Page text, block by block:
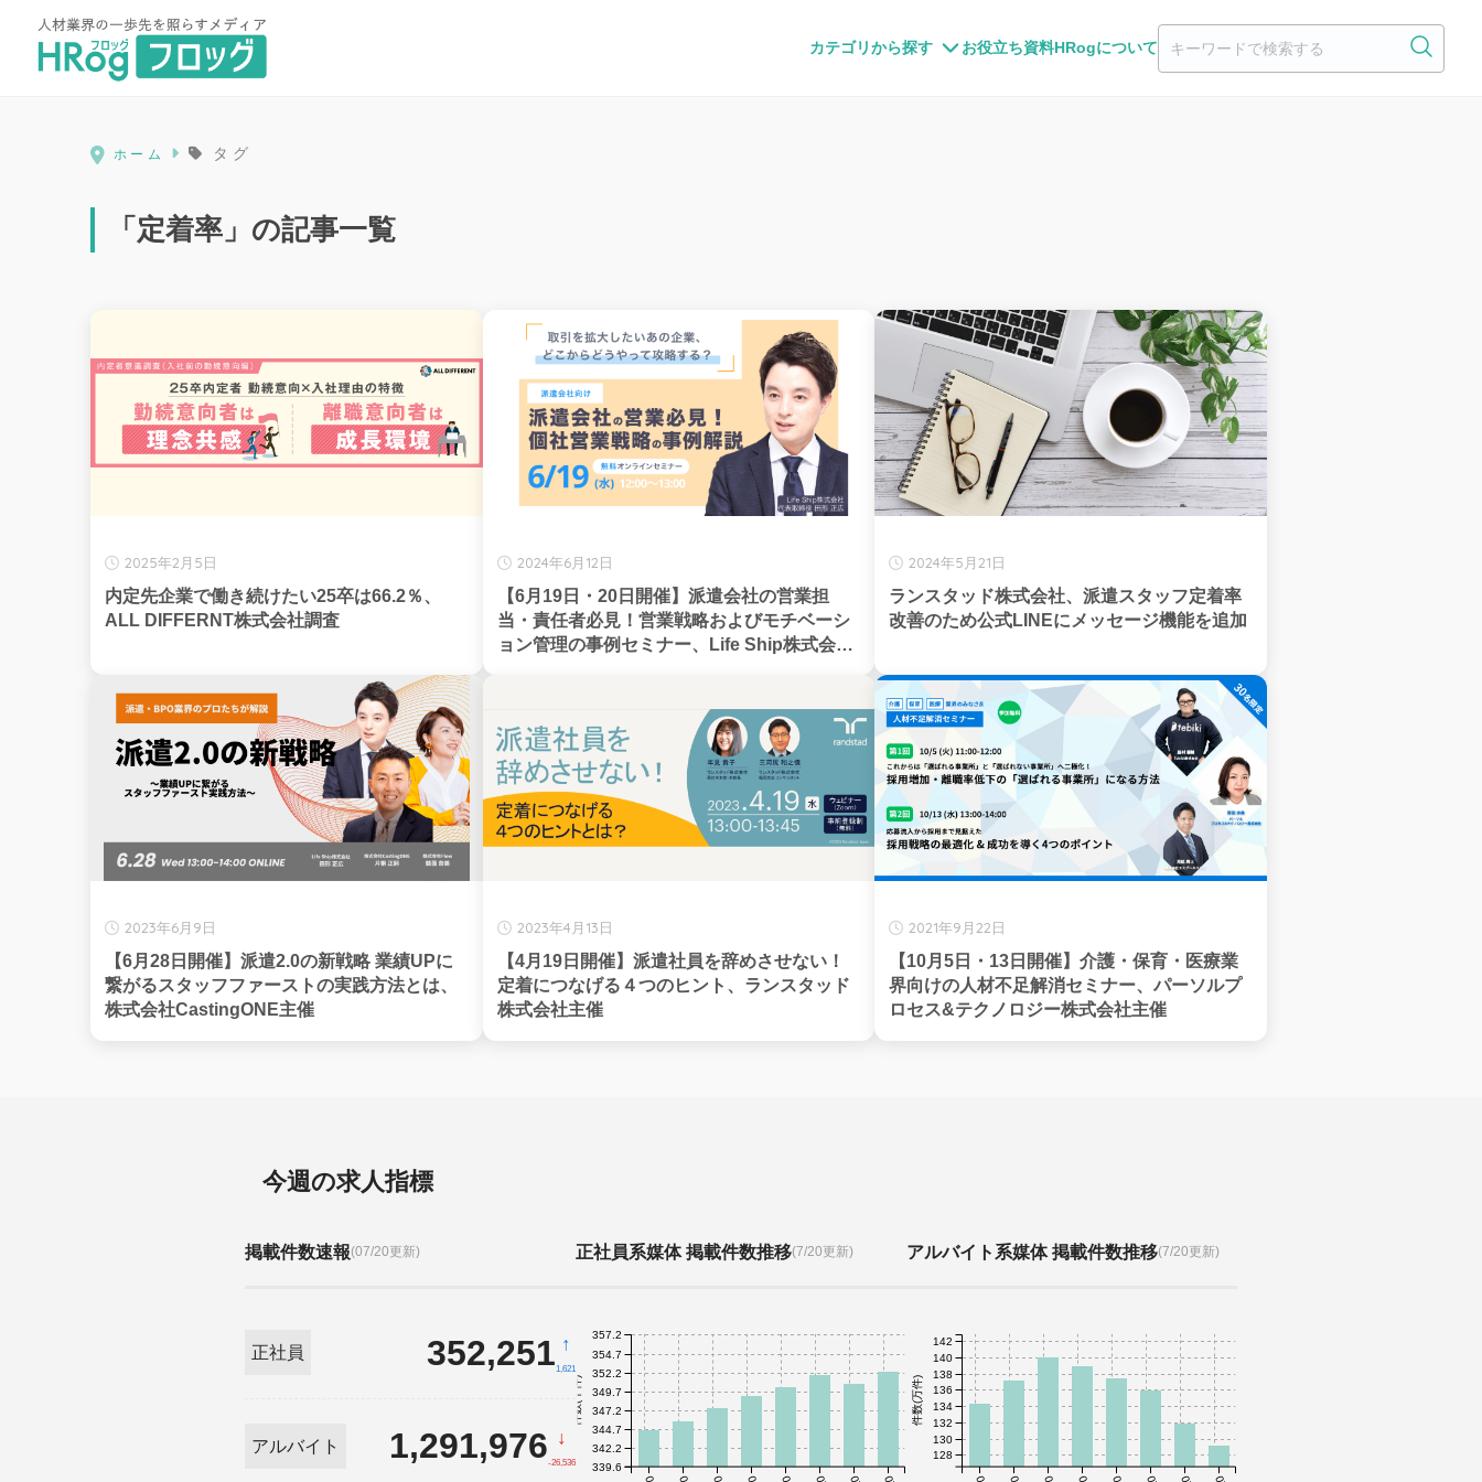
カテゴリから探す お役立ち資料HRogについて
HRog | 人材業界の一歩先を照らすメディア
ホーム タグ
「定着率」の記事一覧
2025年2月5日
内定先企業で働き続けたい25卒は66.2％、
ALL DIFFERNT株式会社調査
2024年6月12日
【6月19日・20日開催】派遣会社の営業担
当・責任者必見！営業戦略およびモチベーシ
ョン管理の事例セミナー、Life Ship株式会社
2024年5月21日
ランスタッド株式会社、派遣スタッフ定着率
改善のため公式LINEにメッセージ機能を追加
2023年6月9日
【6月28日開催】派遣2.0の新戦略 業績UPに
繋がるスタッフファーストの実践方法とは、
株式会社CastingONE主催
2023年4月13日
【4月19日開催】派遣社員を辞めさせない！
定着につなげる４つのヒント、ランスタッド
株式会社主催
2021年9月22日
【10月5日・13日開催】介護・保育・医療業
界向けの人材不足解消セミナー、パーソルプ
ロセス&テクノロジー株式会社主催
今週の求人指標
掲載件数速報(07/20更新)
正社員 352,251 ↑
1,621
アルバイト 1,291,976 ↓
-26,536
正社員系媒体 掲載件数推移(7/20更新)
件数(千件)
339.6
342.2
344.7
347.2
349.7
352.2
354.7
357.2
アルバイト系媒体 掲載件数推移(7/20更新)
件数(万件)
128
130
132
134
136
138
140
142